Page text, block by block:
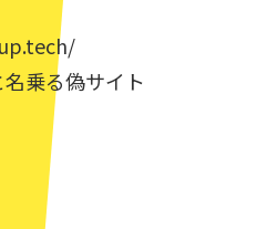
乗る偽サイト